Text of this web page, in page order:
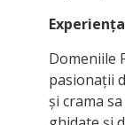
Domeniile
pasionații
și crama